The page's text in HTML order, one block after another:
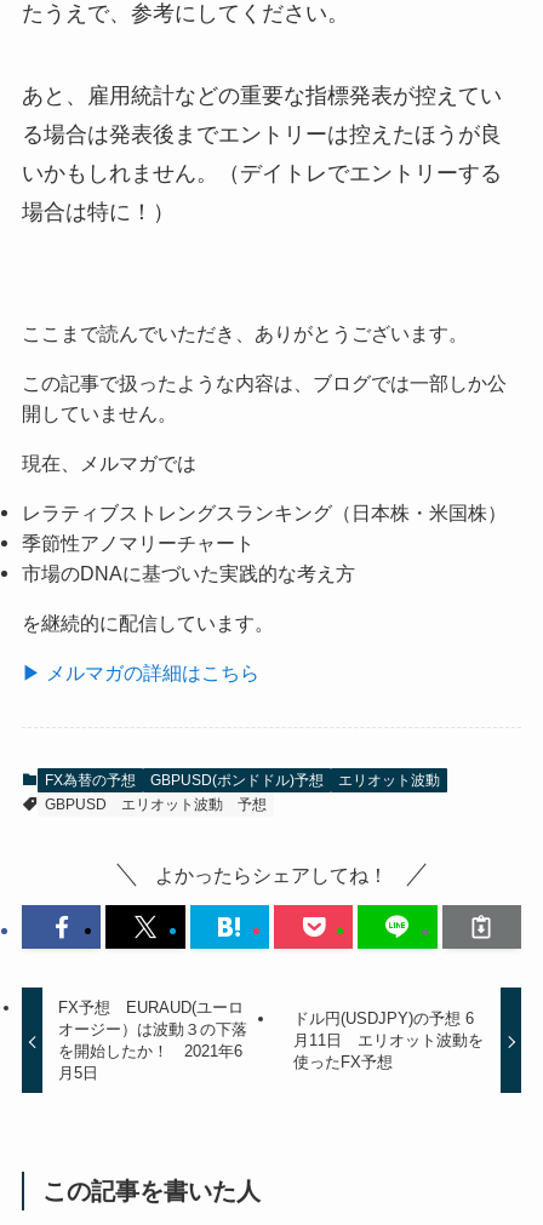
たうえで、参考にしてください。
あと、雇用統計などの重要な指標発表が控えてい
る場合は発表後までエントリーは控えたほうが良
いかもしれません。（デイトレでエントリーする
場合は特に！）
ここまで読んでいただき、ありがとうございます。
この記事で扱ったような内容は、ブログでは一部しか公
開していません。
現在、メルマガでは
レラティブストレングスランキング（日本株・米国株）
季節性アノマリーチャート
市場のDNAに基づいた実践的な考え方
を継続的に配信しています。
▶ メルマガの詳細はこちら
FX為替の予想 GBPUSD(ポンドドル)予想
エリオット波動
GBPUSD
エリオット波動 予想
よかったらシェアしてね！
FX予想 EURAUD(ユーロ
オージー）は波動３の下落
を開始したか！ 2021年6
月5日
ドル円(USDJPY)の予想 6
月11日 エリオット波動を
使ったFX予想
この記事を書いた人